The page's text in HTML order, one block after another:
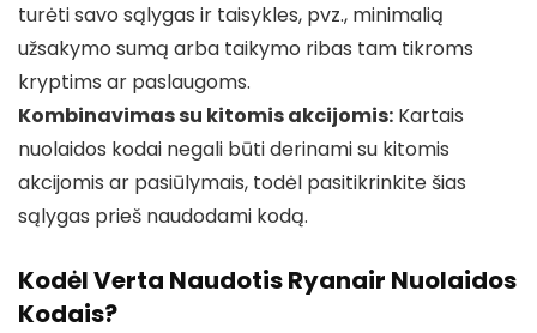
turėti savo sąlygas ir taisykles, pvz., minimalią
užsakymo sumą arba taikymo ribas tam tikroms
kryptims ar paslaugoms.
Kombinavimas su kitomis akcijomis: Kartais
nuolaidos kodai negali būti derinami su kitomis
akcijomis ar pasiūlymais, todėl pasitikrinkite šias
sąlygas prieš naudodami kodą.
Kodėl Verta Naudotis Ryanair Nuolaidos
Kodais?